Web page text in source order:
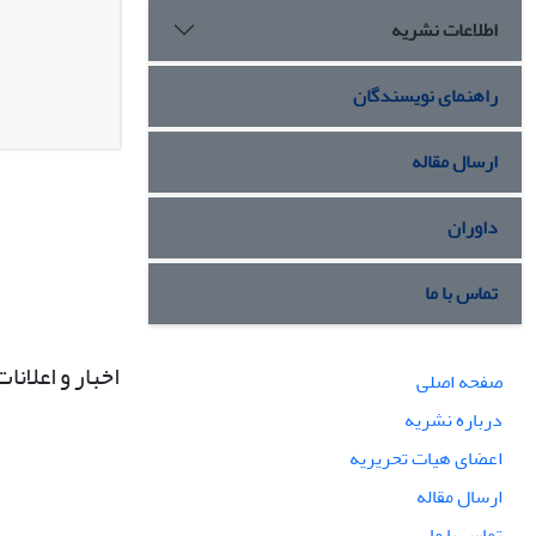
اطلاعات نشریه
راهنمای نویسندگان
ارسال مقاله
داوران
تماس با ما
صفحه اصلی
درباره نشریه
اعضای هیات تحریریه
ارسال مقاله
اخبار و